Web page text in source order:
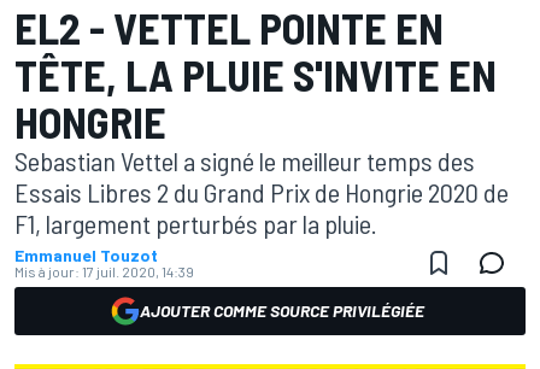
EL2 - VETTEL POINTE EN
TÊTE, LA PLUIE S'INVITE EN
HONGRIE
Sebastian Vettel a signé le meilleur temps des
Essais Libres 2 du Grand Prix de Hongrie 2020 de
F1, largement perturbés par la pluie.
Emmanuel Touzot
Mis à jour: 17 juil. 2020, 14:39
AJOUTER COMME SOURCE PRIVILÉGIÉE